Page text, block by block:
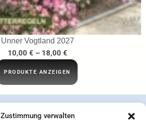
Zustimmung verwalten
…ins Netz gegangen
29,95€
IN DEN WARENKORB